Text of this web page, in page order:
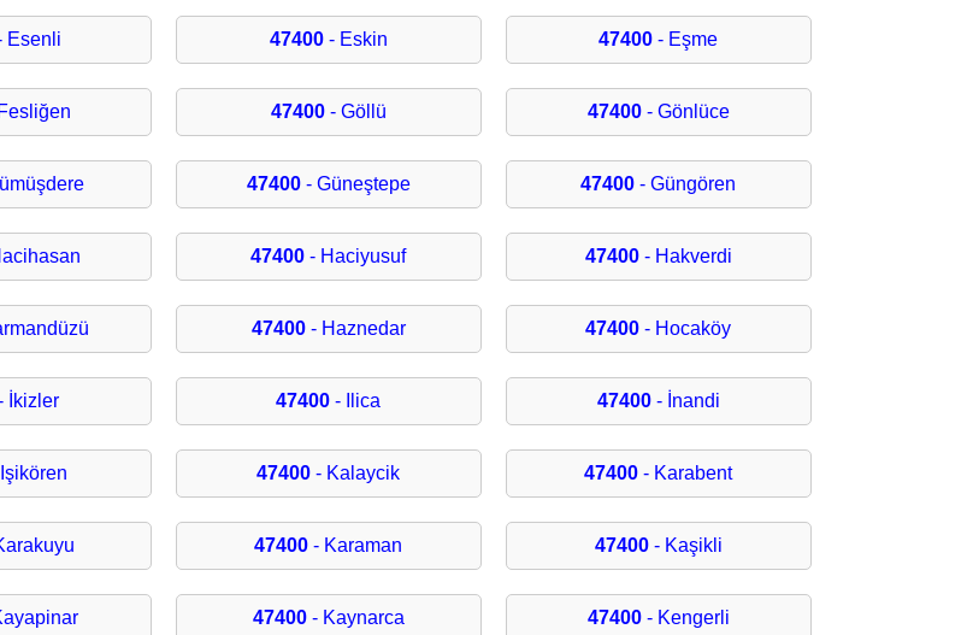
Esenli 47400- Eskin 47400 - Eşme
47400- Göllü 47400- Gönlüce
47400- Güneştepe 47400 - Güngören
47400 - Haciyusuf 47400- Hakverdi
47400- Haznedar 47400 - Hocaköy
İkizler 47400 - Ilica 47400- İnandi
47400 - Kalaycik 47400 - Karabent
47400 - Karaman 47400- Kaşikli
47400- Kaynarca 47400- Kengerli